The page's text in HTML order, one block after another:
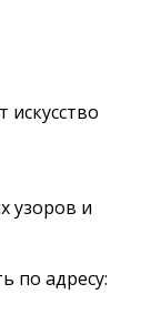
узоров и
по адресу: